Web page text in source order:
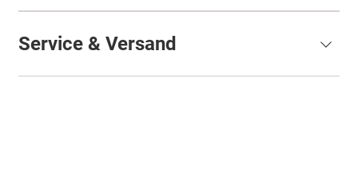
Service & Versand